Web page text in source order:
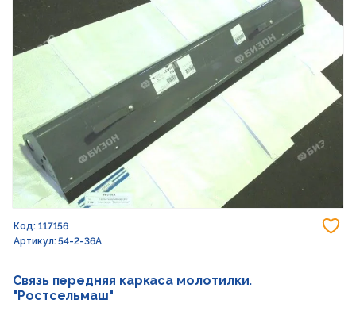
Код: 117156
Артикул: 54-2-36А
Связь передняя каркаса молотилки.
"Ростсельмаш"